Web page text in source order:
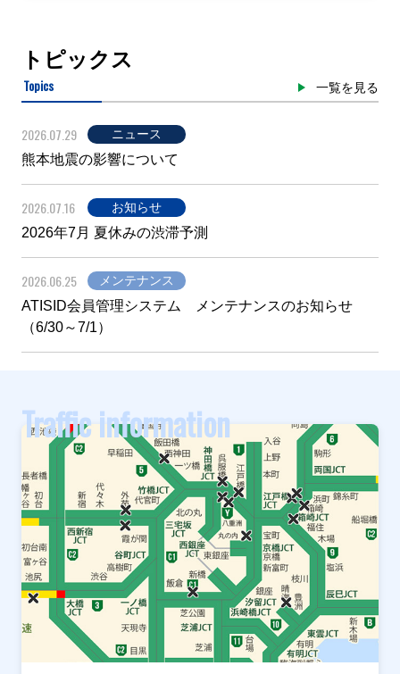
トピックス
Topics 一覧を見る
2026.07.29 ニュース
熊本地震の影響について
2026.07.16 お知らせ
2026年7月 夏休みの渋滞予測
2026.06.25 メンテナンス
ATISID会員管理システム メンテナンスのお知らせ
（6/30～7/1）
Traffic information